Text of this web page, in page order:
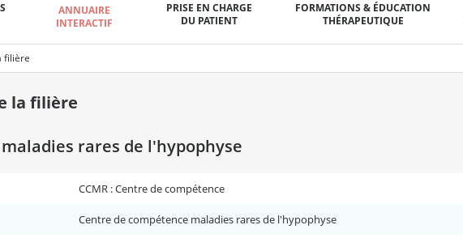
ANNUAIRE
INTERACTIF
PRISE EN CHARGE
DU PATIENT
FORMATIONS & ÉDUCATION
THÉRAPEUTIQUE
filière
la filière
rares de l'hypophyse
CCMR : Centre de compétence
Centre de compétence maladies rares de l'hypophyse